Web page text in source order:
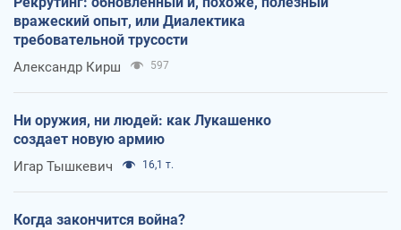
вражеский опыт, или Диалектика
требовательной трусости
Александр Кирш 597
Ни оружия, ни людей: как Лукашенко
создает новую армию
Игар Тышкевич 16,1 т.
Когда закончится война?